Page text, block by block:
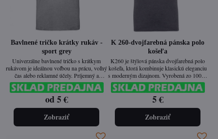
Bavlnené tričko krátky rukáv -
sport grey
Univerzálne bavlnené tričko s krátkym
rukávom je ideálnou voľbou na prácu, voľný
čas alebo reklamné účely. Príjemný a
priedušný materiál zaisťuje komfort pri
celodennom nosení. Jednoduchý dizajn
umožňuje ľahké kombinovanie s ďalším
oblečením a je vhodný aj na firemné
od 5 €
Zobraziť
K 260-dvojfarebná pánska polo
košeľa
K260 je štýlová pánska dvojfarebná polo
košeľa, ktorá kombinuje klasickú eleganciu
s moderným dizajnom. Vyrobená zo 100 %
enzymaticky premytej česanej bavlny,
ponúka mäkký pocit na pokožke a hladký
povrch ideálny na potlač. Kontrastné detaily
v golieri a gombíkovej lége dodávajú košeli
5 €
Zobraziť